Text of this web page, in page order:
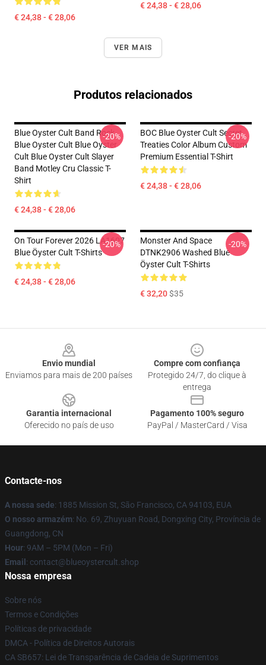
€ 24,38 - € 28,06
€ 24,38 - € 28,06
VER MAIS
Produtos relacionados
Blue Oyster Cult Band Rock
Blue Oyster Cult Blue Oyster
Cult Blue Oyster Cult Slayer
Band Motley Cru Classic T-
Shirt
€ 24,38 - € 28,06
-20%
BOC Blue Oyster Cult Secret
Treaties Color Album Custom
Premium Essential T-Shirt
€ 24,38 - € 28,06
-20%
On Tour Forever 2026 LA1607
Blue Öyster Cult T-Shirts
€ 24,38 - € 28,06
-20%
Monster And Space
DTNK2906 Washed Blue
Öyster Cult T-Shirts
€ 32,20$35
-20%
Envio mundial
Enviamos para mais de 200 países
Compre com confiança
Protegido 24/7, do clique à
entrega
Garantia internacional
Oferecido no país de uso
Pagamento 100% seguro
PayPal / MasterCard / Visa
Contacte-nos
A nossa sede: 1885 Mission St, São Francisco, CA 94103, EUA
O nosso armazém: No. 69, Zhuyuan Road, Dongxing City, Província de
Guangdong, CN
Hour: 9AM – 5PM (Mon – Fri)
Email : contact@blueoystercult.shop
Nossa empresa
Sobre nós
Termos e Condições
Políticas de privacidade
DMCA - Política de Direitos Autorais
CA SB657: Lei de Transparência de Cadeia de Suprimentos